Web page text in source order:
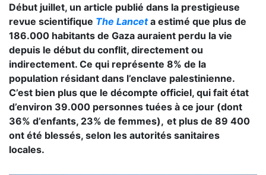
Début juillet, un article publié dans la prestigieuse
revue scientifique The Lanceta estimé que plus de
186.000 habitants de Gaza auraient perdu la vie
depuis le début du conflit, directement ou
indirectement. Ce qui représente 8% de la
population résidant dans l’enclave palestinienne.
C’est bien plus que le décompte officiel, qui fait état
d’environ 39.000 personnes tuées à ce jour (dont
36% d’enfants, 23% de femmes), et plus de 89 400
ont été blessés, selon les autorités sanitaires
locales.